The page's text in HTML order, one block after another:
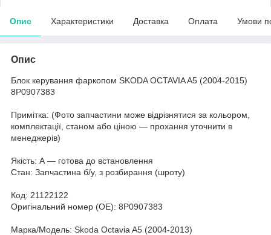
Опис Характеристики Доставка Оплата Умови
Опис
Блок керування фаркопом SKODA OCTAVIA A5 (2004-2015)
8P0907383
Примітка: (Фото запчастини може відрізнятися за кольором,
комплектації, станом або ціною — прохання уточнити в
менеджерів)
Якість: А — готова до встановлення
Стан: Запчастина б/у, з розбирання (шроту)
Код: 21122122
Оригінальний номер (ОЕ): 8P0907383
Марка/Модель: Skoda Octavia A5 (2004-2013)